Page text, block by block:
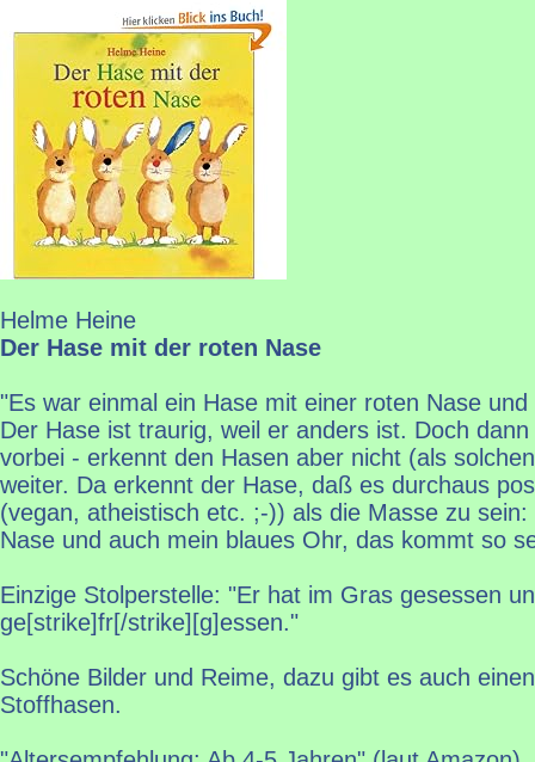
Helme Heine
Der Hase mit der roten Nase
"Es war einmal ein Hase mit einer roten Nase
Der Hase ist traurig, weil er anders ist. Doch
vorbei - erkennt den Hasen aber nicht (als
weiter. Da erkennt der Hase, daß es durchaus
(vegan, atheistisch etc. ;-)) als die Masse zu
Nase und auch mein blaues Ohr, das kommt so
Einzige Stolperstelle: "Er hat im Gras gesessen
ge[strike]fr[/strike][g]essen."
Schöne Bilder und Reime, dazu gibt es auch
Stoffhasen.